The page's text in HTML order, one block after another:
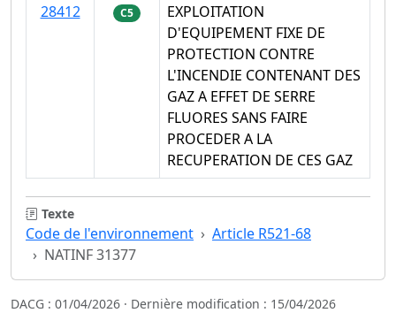
28412
C5
EXPLOITATION
D'EQUIPEMENT FIXE DE
PROTECTION CONTRE
L'INCENDIE CONTENANT DES
GAZ A EFFET DE SERRE
FLUORES SANS FAIRE
PROCEDER A LA
RECUPERATION DE CES GAZ
Texte
Code de l'environnement
Article R521-68
NATINF 31377
DACG : 01/04/2026 · Dernière modification : 15/04/2026